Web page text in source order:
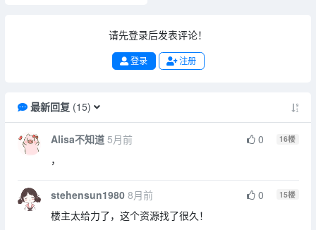
请先登录后发表评论！
登录 注册
最新回复(15)
Alisa不知道 5月前 0 16楼
，
stehensun1980 8月前 0 15楼
楼主太给力了，这个资源找了很久！